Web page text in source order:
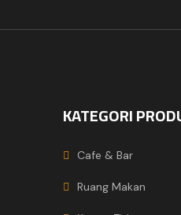
KATEGORI
Cafe & Bar
Ruang Makan